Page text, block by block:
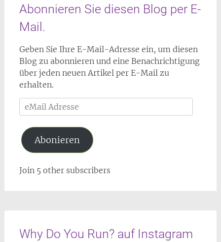
Abonnieren Sie diesen Blog per E-
Mail.
Geben Sie Ihre E-Mail-Adresse ein, um diesen
Blog zu abonnieren und eine Benachrichtigung
über jeden neuen Artikel per E-Mail zu
erhalten.
eMail
Adresse
Abonieren
Join 5 other subscribers
Why Do You Run? auf Instagram